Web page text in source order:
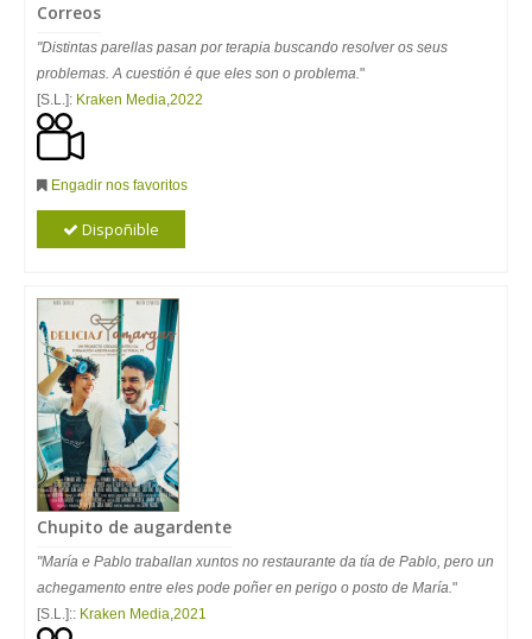
Correos
"Distintas parellas pasan por terapia buscando resolver os seus
problemas. A cuestión é que eles son o problema."
[S.L.]: Kraken Media,2022
Engadir nos favoritos
Dispoñible
Chupito de augardente
"María e Pablo traballan xuntos no restaurante da tía de Pablo, pero un
achegamento entre eles pode poñer en perigo o posto de María."
[S.L.]:: Kraken Media,2021